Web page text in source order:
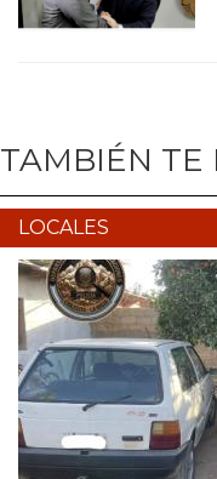
TAMBIÉN TE
LOCALES